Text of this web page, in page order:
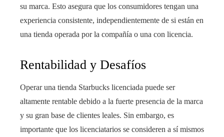
su marca. Esto asegura que los consumidores tengan una
experiencia consistente, independientemente de si están en
una tienda operada por la compañía o una con licencia.
Rentabilidad y Desafíos
Operar una tienda Starbucks licenciada puede ser
altamente rentable debido a la fuerte presencia de la marca
y su gran base de clientes leales. Sin embargo, es
importante que los licenciatarios se consideren a sí mismos